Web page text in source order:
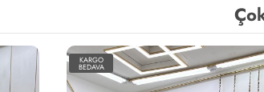
KARGO
BEDAVA